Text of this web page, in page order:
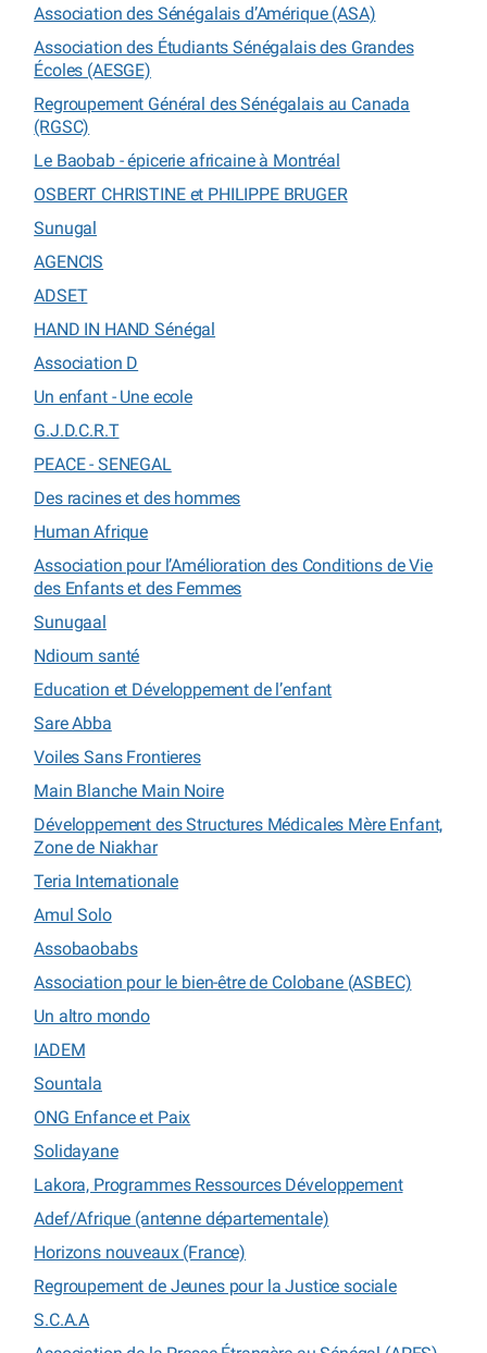
Association des Sénégalais d’Amérique (ASA)
Association des Étudiants Sénégalais des Grandes
Écoles (AESGE)
Regroupement Général des Sénégalais au Canada
(RGSC)
Le Baobab - épicerie africaine à Montréal
OSBERT CHRISTINE et PHILIPPE BRUGER
Sunugal
AGENCIS
ADSET
HAND IN HAND Sénégal
Association D
Un enfant - Une ecole
G.J.D.C.R.T
PEACE - SENEGAL
Des racines et des hommes
Human Afrique
Association pour l’Amélioration des Conditions de Vie
des Enfants et des Femmes
Sunugaal
Ndioum santé
Education et Développement de l’enfant
Sare Abba
Voiles Sans Frontieres
Main Blanche Main Noire
Développement des Structures Médicales Mère Enfant,
Zone de Niakhar
Teria Internationale
Amul Solo
Assobaobabs
Association pour le bien-être de Colobane (ASBEC)
Un altro mondo
IADEM
Sountala
ONG Enfance et Paix
Solidayane
Lakora, Programmes Ressources Développement
Adef/Afrique (antenne départementale)
Horizons nouveaux (France)
Regroupement de Jeunes pour la Justice sociale
S.C.A.A